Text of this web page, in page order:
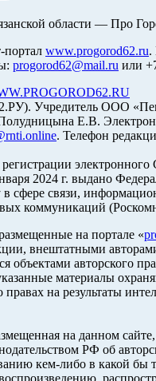
области — Про
портал www.progorod62.ru.
progorod62@mail.ru или
Учредитель ООО
Е.В.
. Телефон
регистрации
2024 г. выдано
в сфере связи,
коммуникаций
на портале «
внештатными
объектами авторского
материалы
правах на результаты
на данном сайте,
РФ об
кем-либо в какой бы